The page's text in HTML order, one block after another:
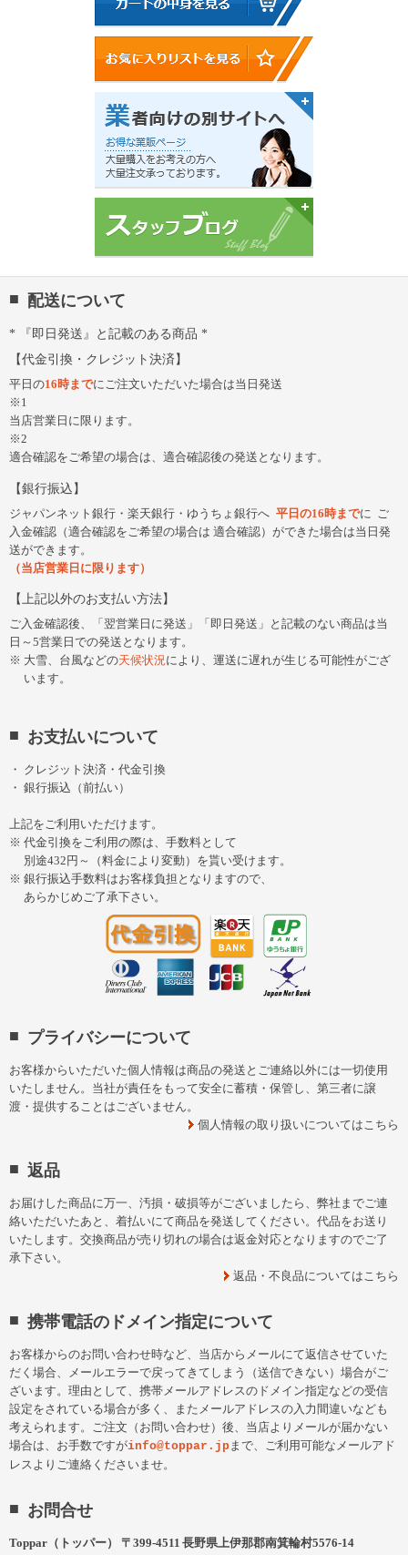
配送について
『即日発送』と記載のある商品
代金引換・クレジット決済
平日の16時までにご注文いただいた場合は当日発送
※1
当店営業日に限ります。
※2
適合確認をご希望の場合は、適合確認後の発送となります。
銀行振込
ジャパンネット銀行・楽天銀行・ゆうちょ銀行へ 平日の16時までに
ご
入金確認（適合確認をご希望の場合は 適合確認）ができた場合は当日発
送ができます。
（当店営業日に限ります）
上記以外のお支払い方法
ご入金確認後、「翌営業日に発送」「即日発送」と記載のない商品は当
日～5営業日での発送となります。
大雪、台風などの天候状況により、運送に遅れが生じる可能性がござ
います。
お支払いについて
クレジット決済・代金引換
銀行振込（前払い）
上記をご利用いただけます。
代金引換をご利用の際は、手数料として
別途432円～（料金により変動）を貰い受けます。
銀行振込手数料はお客様負担となりますので、
あらかじめご了承下さい。
プライバシーについて
お客様からいただいた個人情報は商品の発送とご連絡以外には一切使用
いたしません。当社が責任をもって安全に蓄積・保管し、第三者に譲
渡・提供することはございません。
個人情報の取り扱いについてはこちら
返品
お届けした商品に万一、汚損・破損等がございましたら、弊社までご連
絡いただいたあと、着払いにて商品を発送してください。代品をお送り
いたします。交換商品が売り切れの場合は返金対応となりますのでご了
承下さい。
返品・不良品についてはこちら
携帯電話のドメイン指定について
お客様からのお問い合わせ時など、当店からメールにて返信させていた
だく場合、メールエラーで戻ってきてしまう（送信できない）場合がご
ざいます。理由として、携帯メールアドレスのドメイン指定などの受信
設定をされている場合が多く、またメールアドレスの入力間違いなども
考えられます。ご注文（お問い合わせ）後、当店よりメールが届かない
場合は、お手数ですがinfo@toppar.jp まで、ご利用可能なメールアド
レスよりご連絡くださいませ。
お問合せ
Toppar（トッパー） 〒 399-4511 長野県 上伊那郡南箕輪村5576-14